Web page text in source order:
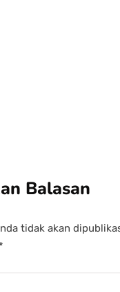
Balasan
tidak akan
*